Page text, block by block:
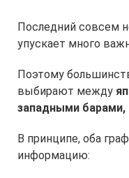
Последний совсем
упускает много
Поэтому
выбирают между
западными барами,
В принципе, оба
информацию: